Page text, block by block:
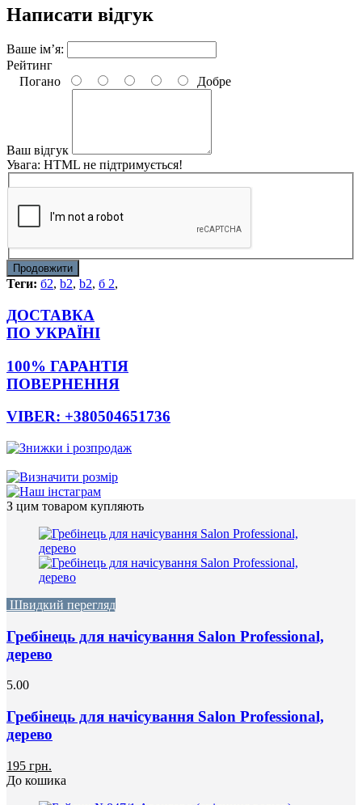
Написати відгук
Ваше ім’я:
Рейтинг
Погано
Добре
Ваш відгук
Увага: HTML не підтримується!
Продовжити
Теги: б2, b2, b2, б 2,
ДОСТАВКА
ПО УКРАЇНІ
100% ГАРАНТІЯ
ПОВЕРНЕННЯ
VIBER: +380504651736
З цим товаром купляють
Швидкий перегляд
Гребінець для начісування Salon Professional,
дерево
5.00
Гребінець для начісування Salon Professional,
дерево
195 грн.
До кошика